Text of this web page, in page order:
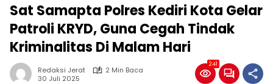
Sat Samapta Polres Kediri Kota Gelar
Patroli KRYD, Guna Cegah Tindak
Kriminalitas Di Malam Hari
Redaksi Jerat
2 Min Baca
30 Juli 2025
241